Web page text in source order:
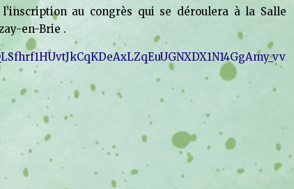
au congrès qui se déroulera à la Salle
en-Brie .